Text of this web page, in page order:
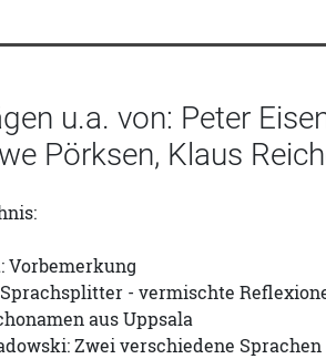
u.a. von: Peter
Pörksen, Klaus
Vorbemerkung
- vermischte
aus Uppsala
Zwei verschiedene Sprachen